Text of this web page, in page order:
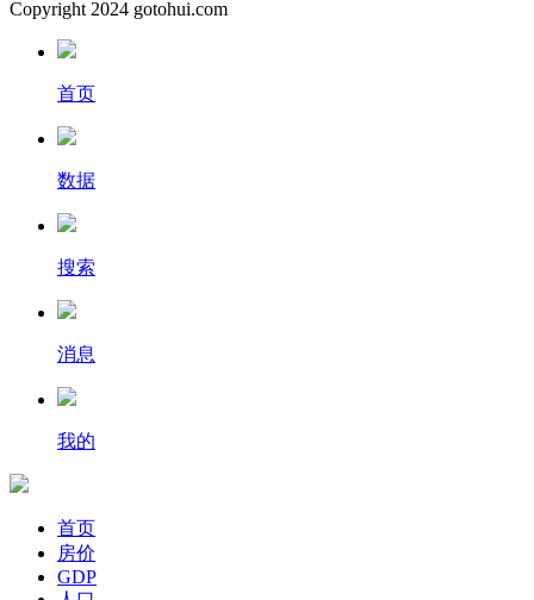
Copyright 2024 gotohui.com
首页
数据
搜索
消息
我的
首页
房价
GDP